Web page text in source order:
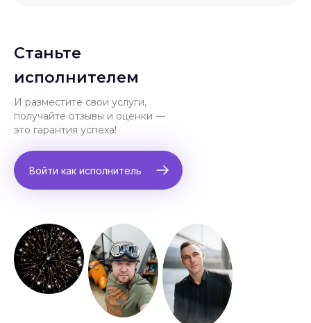
Станьте
исполнителем
И разместите свои услуги,
получайте отзывы и оценки —
это гарантия успеха!
Войти как исполнитель